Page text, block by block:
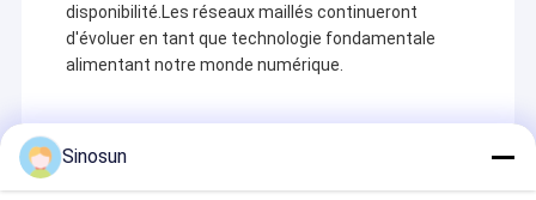
disponibilité.Les réseaux maillés continueront
d'évoluer en tant que technologie fondamentale
alimentant notre monde numérique.
Recommended Products
Sinosun